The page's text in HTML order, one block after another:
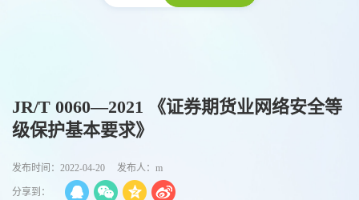
JR/T 0060—2021 《证券期货业网络安全等
级保护基本要求》
发布时间：2022-04-20 发布人：m
分享到：